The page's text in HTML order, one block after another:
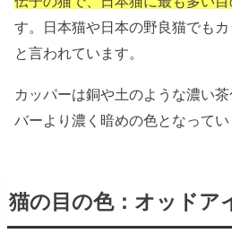
す。日本猫や日本の野良猫でも
と言われています。
カッパーは銅や土のような濃い
バーより濃く暗めの色となってい
猫の目の色：オッドア